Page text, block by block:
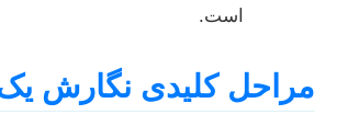
است.
مراحل کلیدی نگارش یک